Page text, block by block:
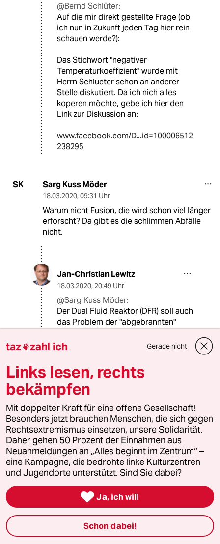
@Bernd Schlüter:
Auf die mir direkt gestellte Frage (ob
ich nun in Zukunft jeden Tag hier rein
schauen werde?):
Das Stichwort "negativer
Temperaturkoeffizient" wurde mit
Herrn Schlueter schon an anderer
Stelle diskutiert. Da ich nich alles
koperen möchte, gebe ich hier den
Link zur Diskussion an:
www.facebook.com/D...id=100006512
238295
SK Sarg Kuss Möder
18.03.2020, 09:31 Uhr
Warum nicht Fusion, die wird schon viel länger
erforscht? Da gibt es die schlimmen Abfälle
nicht.
Jan-Christian Lewitz
18.03.2020, 20:49 Uhr
@Sarg Kuss Möder:
Der Dual Fluid Reaktor (DFR) soll auch
das Problem der "abgebrannten"
Brennelemente lösen, für die aktuell
ein Endlager mit einer Sicherheit für 1
Mio Jahre in der BRD gesucht wird.
Wenn der DFR fertig erforscht
werden kann und der praktische
Nachweis erbracht ist, dass er das
kann, was die Theorie und die
Wissenschaft schon zeigen, dann
wird kein Endlager mehr für die
Wärme-entwickelnden radioaktiven
Abfälle benötigt.
Das beste Endlager ist - Kein
Endlager.
Bernd Schlüter
taz zahl ich Gerade nicht
Links lesen, rechts
bekämpfen
Mit doppelter Kraft für eine offene Gesellschaft!
Besonders jetzt brauchen Menschen, die sich gegen
Rechtsextremismus einsetzen, unsere Solidarität.
Daher gehen 50 Prozent der Einnahmen aus
Neuanmeldungen an „Alles beginnt im Zentrum“ –
eine Kampagne, die bedrohte linke Kulturzentren
und Jugendorte unterstützt. Sind Sie dabei?
 Ja, ich will
Schon dabei!